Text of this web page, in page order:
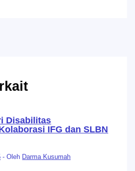
Disabilitas
IFG dan SLBN
- Oleh Darma Kusumah